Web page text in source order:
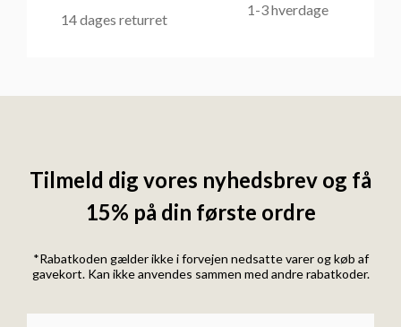
14 dages returret
1-3 hverdage
Tilmeld dig vores nyhedsbrev og få
15% på din første ordre
*Rabatkoden gælder ikke i forvejen nedsatte varer og køb af
gavekort. Kan ikke anvendes sammen med andre rabatkoder.